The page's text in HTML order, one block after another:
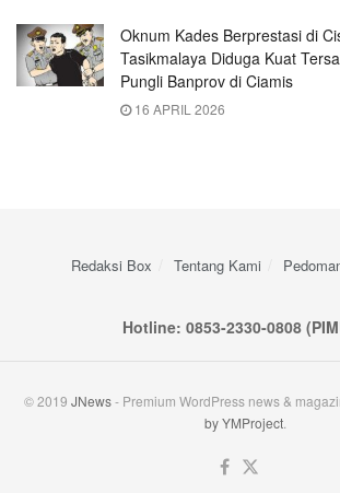
Oknum Kades Berprestasi di
Tasikmalaya Diduga Kuat
Pungli Banprov di Ciamis
16 APRIL 2026
Redaksi Box Tentang Kami
Hotline: 0853-2330-0808
© 2019 JNews- Premium WordPress news &
by YMProject.